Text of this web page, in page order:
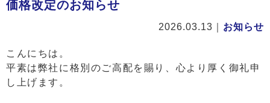
価格改定のお知らせ
2026.03.13 お知らせ
こんにちは。
平素は弊社に格別のご高配を賜り、心より厚く御礼申
し上げます。